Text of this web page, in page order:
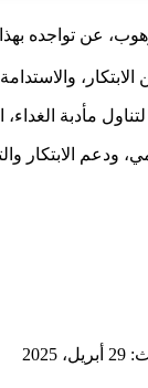
عن تواجده بهذا
مأدبة
الابتكار
2025